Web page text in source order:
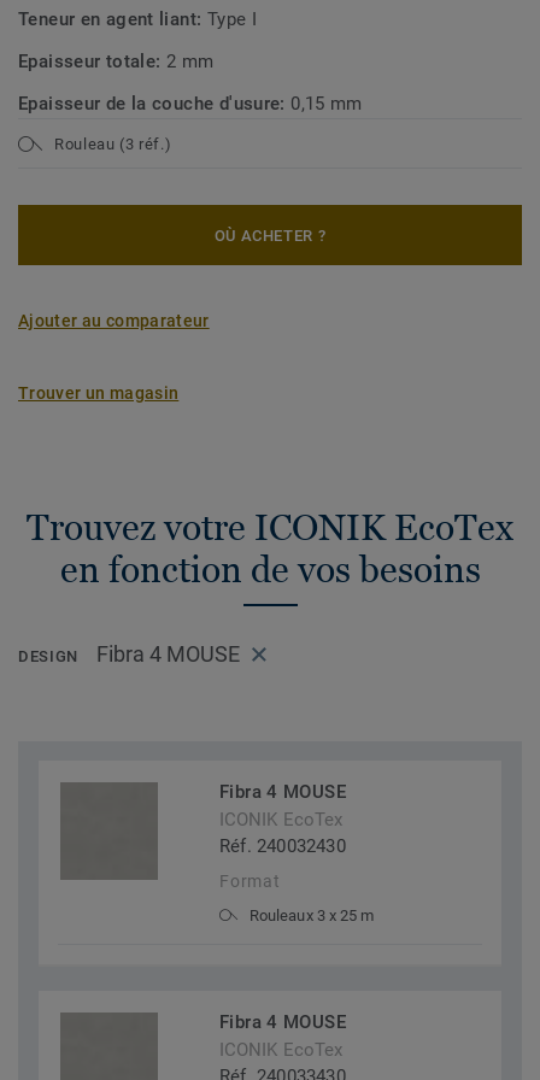
Teneur en agent liant: Type I
Epaisseur totale: 2 mm
Epaisseur de la couche d'usure: 0,15 mm
Rouleau (3 réf.)
OÙ ACHETER ?
Ajouter au comparateur
Trouver un magasin
Trouvez votre ICONIK EcoTex
en fonction de vos besoins
DESIGN Fibra 4 MOUSE
Fibra 4 MOUSE
ICONIK EcoTex
Réf. 240032430
Format
Rouleaux 3 x 25 m
Fibra 4 MOUSE
ICONIK EcoTex